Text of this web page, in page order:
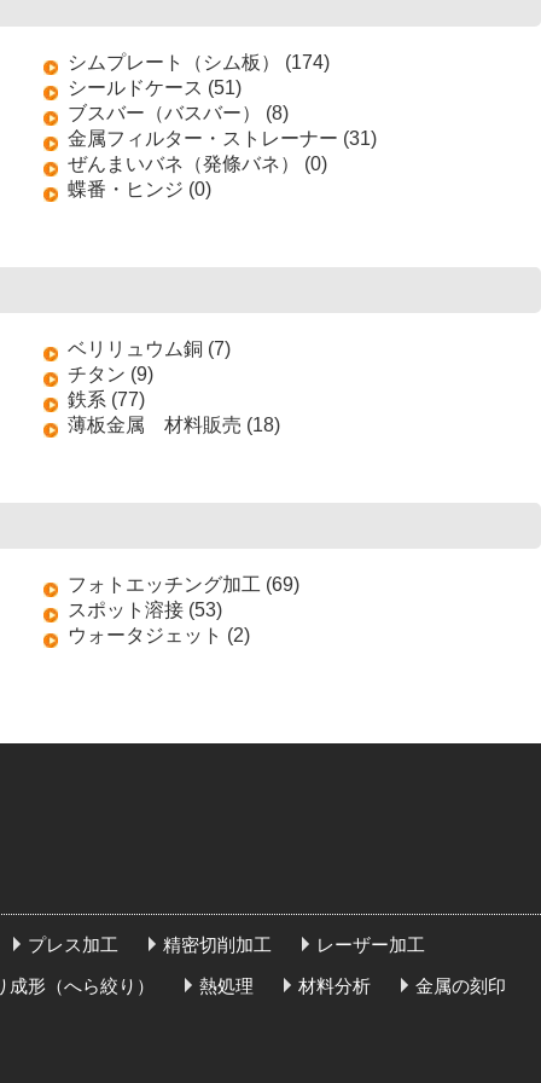
シムプレート（シム板） (174)
シールドケース (51)
ブスバー（バスバー） (8)
金属フィルター・ストレーナー (31)
ぜんまいバネ（発條バネ） (0)
蝶番・ヒンジ (0)
ベリリュウム銅 (7)
チタン (9)
鉄系 (77)
薄板金属 材料販売 (18)
フォトエッチング加工 (69)
スポット溶接 (53)
ウォータジェット (2)
プレス加工 精密切削加工
レーザー加工
成形（へら絞り）
熱処理 材料分析 金属の刻印